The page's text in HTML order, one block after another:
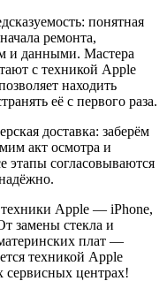
понятная
ремонта,
и данными. Мастера
с техникой Apple
находить
её с первого раза.
доставка: заберём
акт осмотра и
этапы согласовываются
Apple — iPhone,
замены стекла и
плат —
техникой Apple
центрах!